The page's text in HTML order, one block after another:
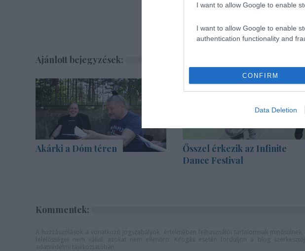
I want to allow Google to enable
I want to allow Google to enable
authentication functionality and
CONFIRM
Data Deletion
Ajánlott bejegyzések:
Akárki a Dóm téren
Ősszel érkezik az Infinite
Dance Festival
Kommentek: